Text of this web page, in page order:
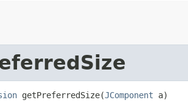
getPreferredSize​(JComponent a)